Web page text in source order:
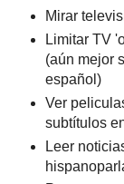
Mirar
Limitar TV
(aún mejor
español)
Ver
subtítulos
Leer